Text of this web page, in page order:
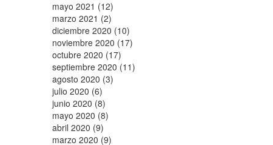
mayo 2021 (12)
marzo 2021 (2)
diciembre 2020 (10)
noviembre 2020 (17)
octubre 2020 (17)
septiembre 2020 (11)
agosto 2020 (3)
julio 2020 (6)
junio 2020 (8)
mayo 2020 (8)
abril 2020 (9)
marzo 2020 (9)